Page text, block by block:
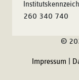
260 340 740
©
Impressum